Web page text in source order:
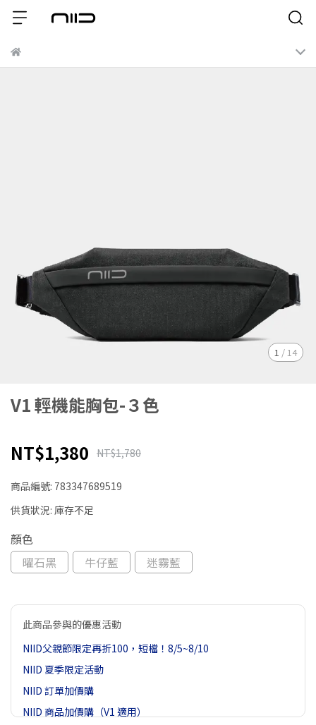
1 / 14
V1 輕機能胸包-３色
NT$1,380 NT$1,780
商品編號: 783347689519
供貨狀況: 庫存不足
顏色
曜石黑
牛仔藍 迷霧藍
此商品參與的優惠活動
NIID父親節限定再折100，短檔！8/5~8/10
NIID 夏季限定活動
NIID 訂單加價購
NIID 商品加價購（V1 適用）